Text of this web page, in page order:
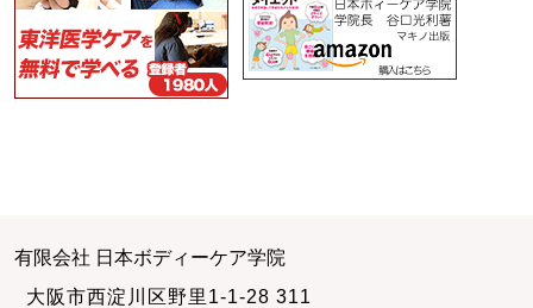
有限会社 日本ボディーケア学院
大阪市西淀川区野里1-1-28 311